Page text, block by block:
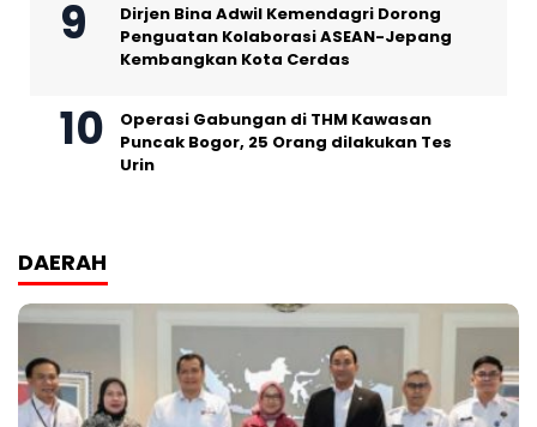
Dirjen Bina Adwil Kemendagri Dorong
Penguatan Kolaborasi ASEAN-Jepang
Kembangkan Kota Cerdas
Operasi Gabungan di THM Kawasan
Puncak Bogor, 25 Orang dilakukan Tes
Urin
DAERAH